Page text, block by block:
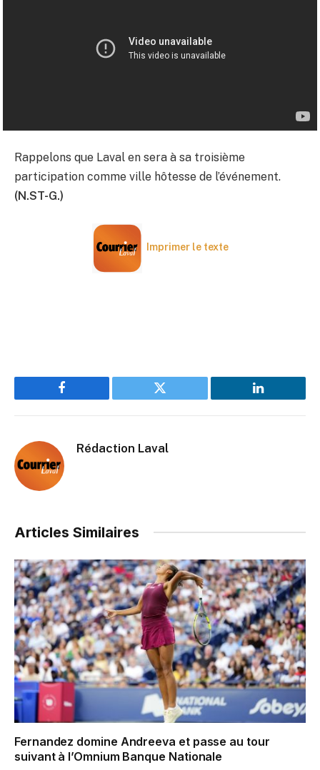
Rappelons que Laval en sera à sa troisième
participation comme ville hôtesse de l’événement.
(N.ST-G.)
Imprimer le texte
Facebook Twitter LinkedIn
Rédaction Laval
Articles Similaires
Fernandez domine Andreeva et passe au tour
suivant à l’Omnium Banque Nationale